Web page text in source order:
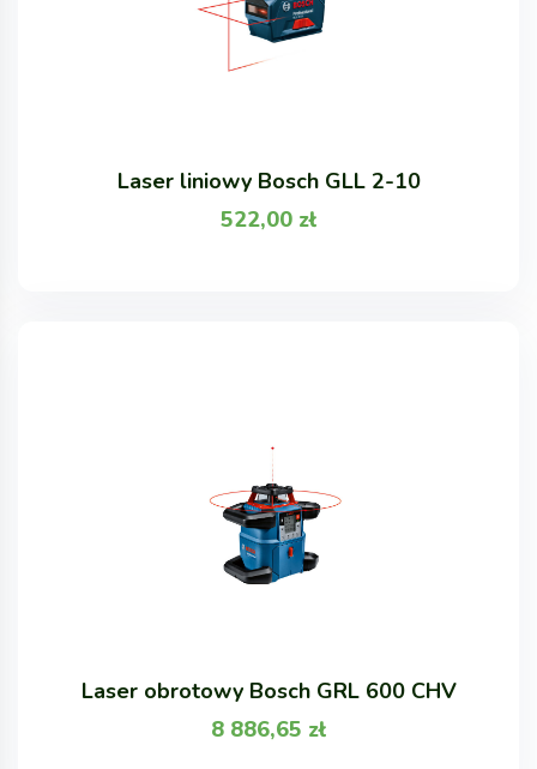
Laser liniowy Bosch GLL 2-10
522,00 zł
Laser obrotowy Bosch GRL 600 CHV
8 886,65 zł